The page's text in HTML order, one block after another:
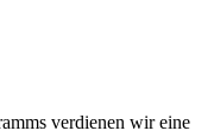
verdienen wir eine